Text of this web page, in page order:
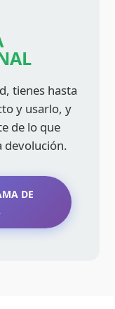
tienes hasta
y usarlo, y
de lo que
devolución.
DE